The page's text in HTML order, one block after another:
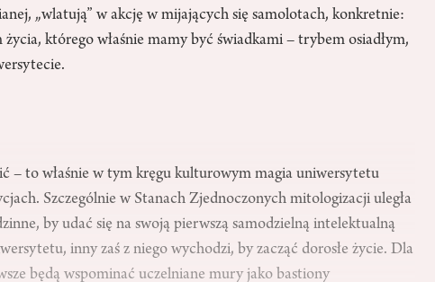
„wlatują” w akcję w mijających się samolotach, konkretnie:
którego właśnie mamy być świadkami – trybem osiadłym,
– to właśnie w tym kręgu kulturowym magia uniwersytetu
Szczególnie w Stanach Zjednoczonych mitologizacji uległa
by udać się na swoją pierwszą samodzielną intelektualną
inny zaś z niego wychodzi, by zacząć dorosłe życie. Dla
będą wspominać uczelniane mury jako bastiony